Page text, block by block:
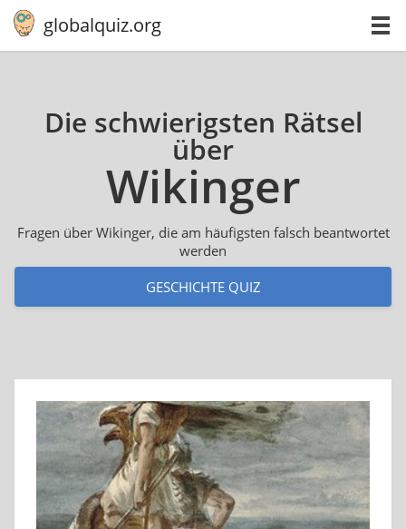
globalquiz.org
Die schwierigsten Rätsel
über
Wikinger
Fragen über Wikinger, die am häufigsten falsch beantwortet
werden
GESCHICHTE QUIZ